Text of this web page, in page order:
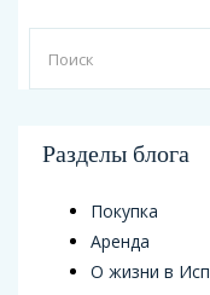
Разделы блога
Покупка
Аренда
О жизни в